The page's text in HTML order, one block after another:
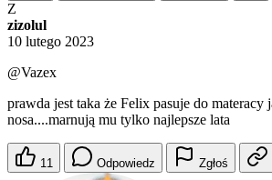
Z
zizolul
10 lutego 2023
@Vazex
prawda jest taka że Felix pasuje do materacy
nosa....marnują mu tylko najlepsze lata
11 Odpowiedz Zgłoś